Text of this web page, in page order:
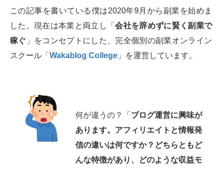
この記事を書いている僕は2020年9月から副業を始めま
した。現在は本業と両立し「会社を辞めずに賢く副業で
稼ぐ 」をコンセプトにした、完全個別の副業オンライン
スクール「 Wakablog College 」を運営しています。
何が違うの？「 ブログ運営に興味が
あります。アフィリエイトと情報発
信の違いは何ですか？どちらともど
んな特徴があり、どのような収益モ